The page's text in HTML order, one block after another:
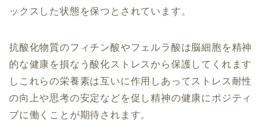
ックスした状態を保つとされています。
抗酸化物質のフィチン酸やフェルラ酸は脳細胞を精神
的な健康を損なう酸化ストレスから保護してくれます
し これらの栄養素は互いに作用しあってストレス耐性
の向上や思考の安定などを促し精神の健康にポジティ
ブに働くことが期待されます。